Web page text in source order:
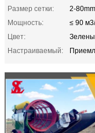
Размер сетки:
2-80mm
Мощность:
≤ 90
Цвет:
Настраиваемый: